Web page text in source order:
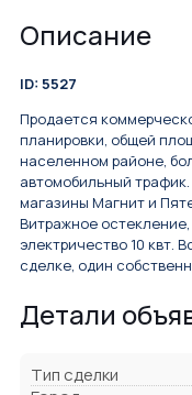
Описание
ID: 5527
Продается
планировки, общей
населенном районе,
автомобильный
магазины Магнит и
Витражное
электричество 10 квт.
сделке, один
Детали
Тип сделки